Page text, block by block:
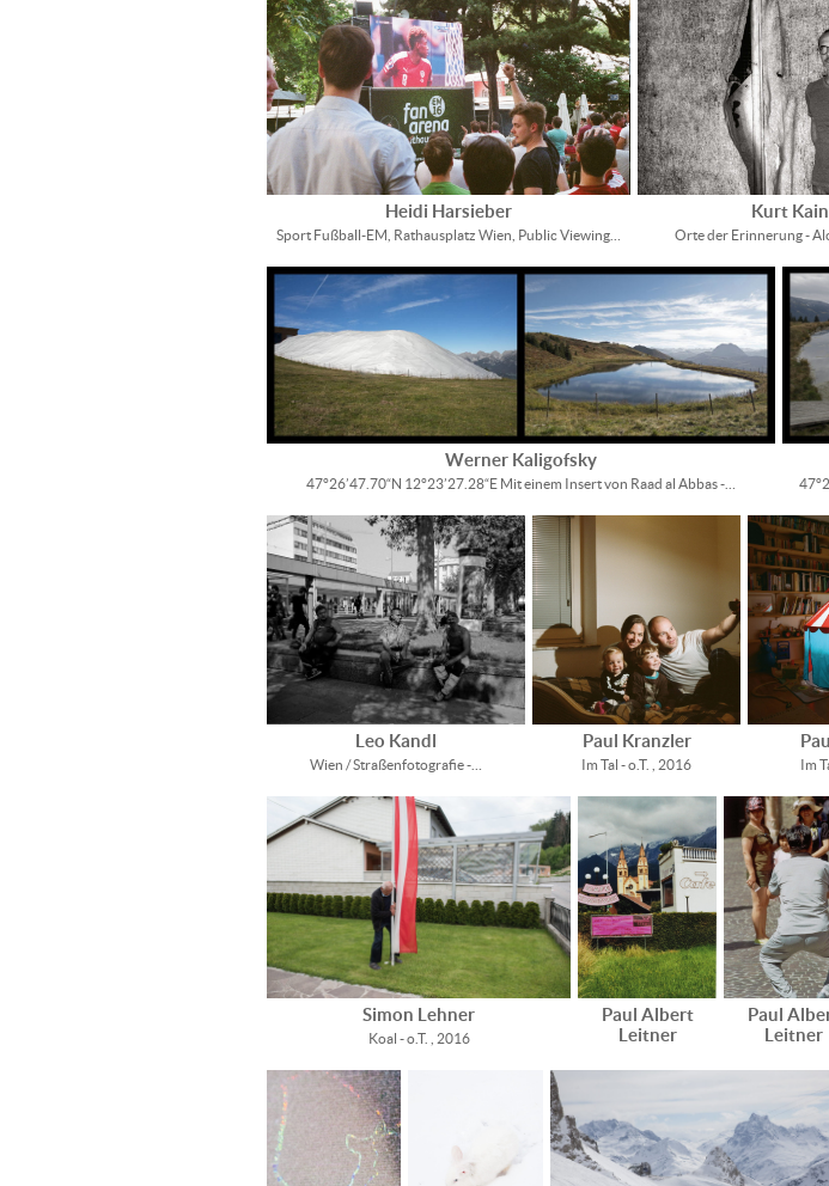
Heidi Harsieber
Sport Fußball-EM, Rathausplatz Wien, Public Viewing…
Kurt
Orte der Erinnerung -
Werner Kaligofsky
47°26’47.70“N 12°23’27.28“E Mit einem Insert von Raad al Abbas -…
Leo Kandl
Wien / Straßenfotografie -…
Paul Kranzler
Im Tal - o.T. , 2016 Im
Simon Lehner
Koal - o.T. , 2016
Paul Albert
Leitner
Paul
Leitner